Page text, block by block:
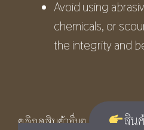
Avoid using
chemicals, or
the integrity and
คลิกดูสินค้าอื่นๆ
สิน